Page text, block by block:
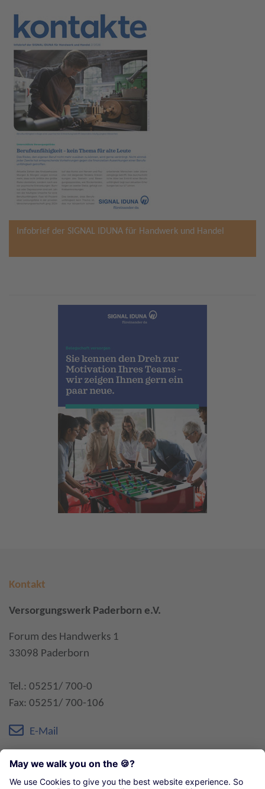
Infobrief der SIGNAL IDUNA für Handwerk und Handel
Kontakt
Versorgungswerk Paderborn e.V.
Forum des Handwerks 1
33098 Paderborn
Tel.: 05251/ 700-0
Fax: 05251/ 700-106
E-Mail
Öffnungszeiten:
Montag-Donnerstag 7:45 - 16:45 Uhr